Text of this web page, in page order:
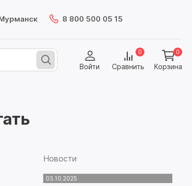
8 800 500 05 15
Войти Сравнить
0
Корзина
0
Новости
03.10.2025